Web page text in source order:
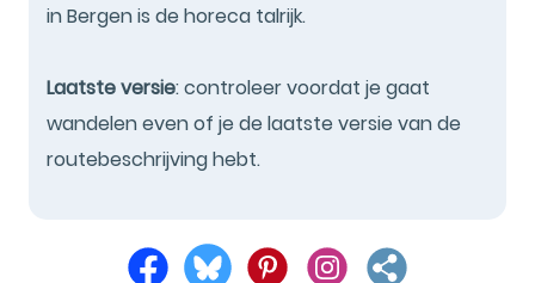
in Bergen is de horeca talrijk.
Laatste versie: controleer voordat je gaat
wandelen even of je de laatste versie van de
routebeschrijving hebt.